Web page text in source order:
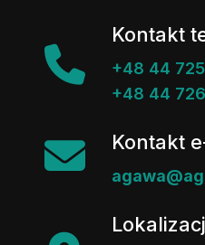
Kontakt
+48 44 725
+48 44
Kontakt